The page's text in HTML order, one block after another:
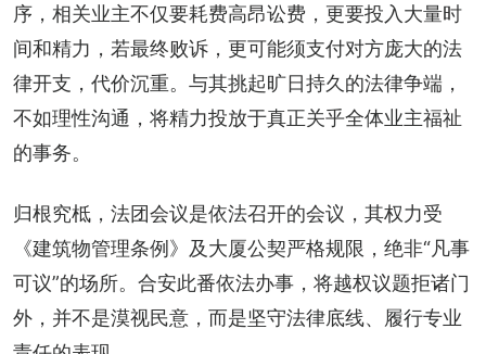
序，相关业主不仅要耗费高昂讼费，更要投入大量时
间和精力，若最终败诉，更可能须支付对方庞大的法
律开支，代价沉重。与其挑起旷日持久的法律争端，
不如理性沟通，将精力投放于真正关乎全体业主福祉
的事务。
归根究柢，法团会议是依法召开的会议，其权力受
《建筑物管理条例》及大厦公契严格规限，绝非“凡事
可议”的场所。合安此番依法办事，将越权议题拒诸门
外，并不是漠视民意，而是坚守法律底线、履行专业